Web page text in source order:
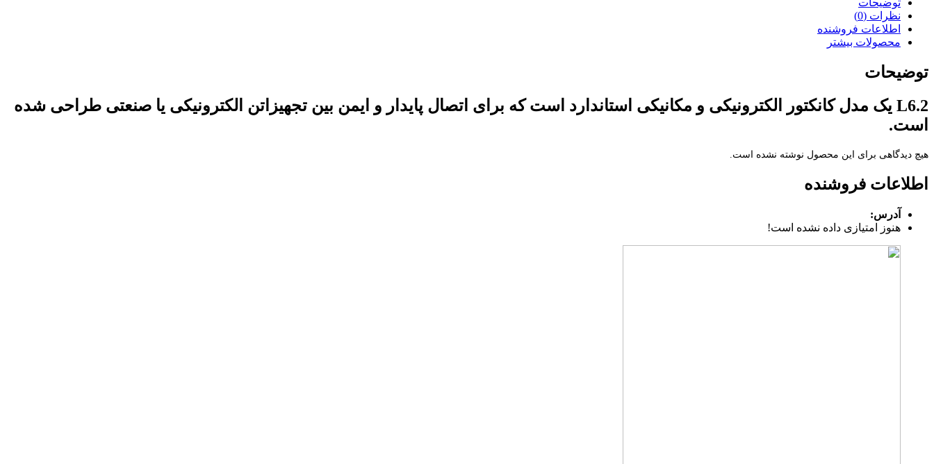
توضیحات
نظرات (0)
اطلاعات فروشنده
محصولات بیشتر
توضیحات
L6.2 یک مدل کانکتور الکترونیکی و مکانیکی استاندارد است که برای اتصال پایدار و ایمن بین تجهیزاتن الکترونیکی یا صنعتی طراحی شده
است.
هیچ دیدگاهی برای این محصول نوشته نشده است.
اطلاعات فروشنده
آدرس:
هنوز امتیازی داده نشده است!